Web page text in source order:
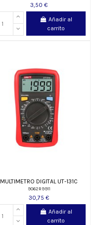
3,50 €
Añadir al
carrito
MULTIMETRO DIGITAL UT-131C
9062R9911
30,75 €
Añadir al
carrito